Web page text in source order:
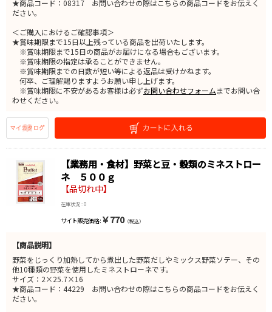
★商品コード：08317 お問い合わせの際はこちらの商品コードをお伝えく
ださい。
＜ご購入におけるご確認事項＞
★賞味期限まで15日以上残っている商品を出荷いたします。
※賞味期限まで15日の商品がお届けになる場合もございます。
※賞味期限の指定は承ることができません。
※賞味期限までの日数が短い等による返品は受けかねます。
何卒、ご理解賜りますようお願い申し上げます。
※賞味期限に不安があるお客様は必ずお問い合わせフォームまでお問い合
わせください。
【業務用・食材】野菜と豆・穀類のミネストロー
ネ ５００ｇ
【品切れ中】
在庫状況 : 0
サイト販売価格 : ￥770（税込）
【商品説明】
野菜をじっくり加熱してから煮出した野菜だしやミックス野菜ソテー、その
他10種類の野菜を使用したミネストローネです。
サイズ：2×25.7×16
★商品コード：44229 お問い合わせの際はこちらの商品コードをお伝えく
ださい。